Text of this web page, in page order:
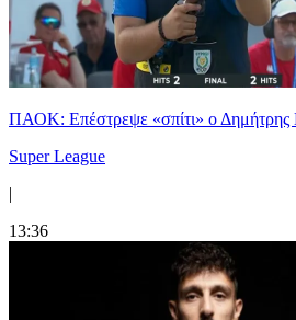
ΠΑΟΚ: Επέστρεψε «σπίτι» ο Δημήτρης
Super League
|
13:36